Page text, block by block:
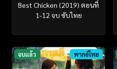
Best Chicken (2019) ตอนที่
1-12 จบ ซับไทย
จบแล้ว พากย์ไทย